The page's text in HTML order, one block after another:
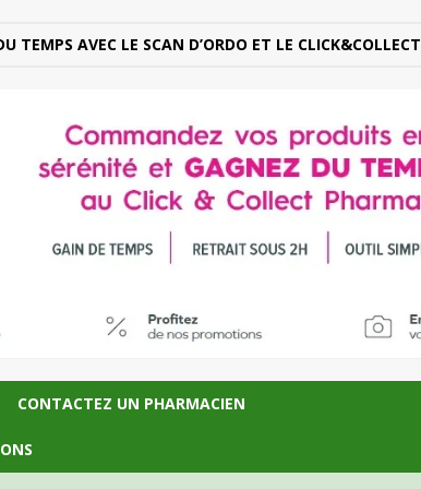
TEMPS AVEC LE SCAN D’ORDO ET LE CLICK&COLLECT
CONTACTEZ UN PHARMACIEN